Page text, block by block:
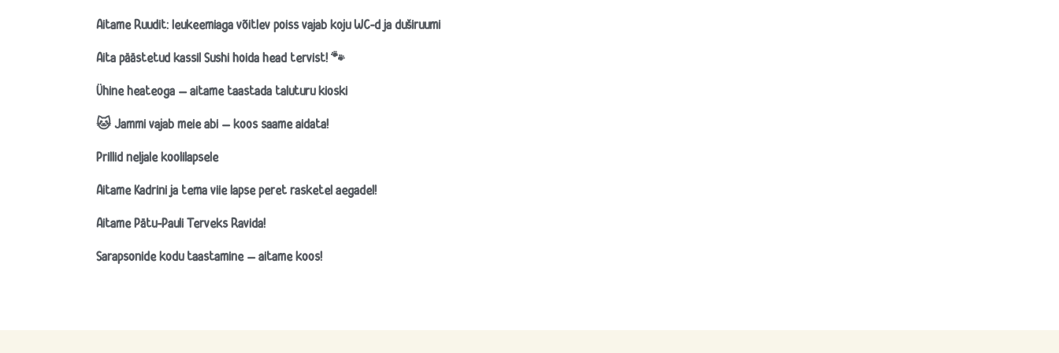
Aitame Ruudit: leukeemiaga võitlev poiss vajab koju WC-d ja duširuumi
Aita päästetud kassil Sushi hoida head tervist! 🐾
Ühine heateoga – aitame taastada taluturu kioski
🐱 Jammi vajab meie abi – koos saame aidata!
Prillid neljale koolilapsele
Aitame Kadrini ja tema viie lapse peret rasketel aegadel!
Aitame Pätu-Pauli Terveks Ravida!
Sarapsonide kodu taastamine – aitame koos!